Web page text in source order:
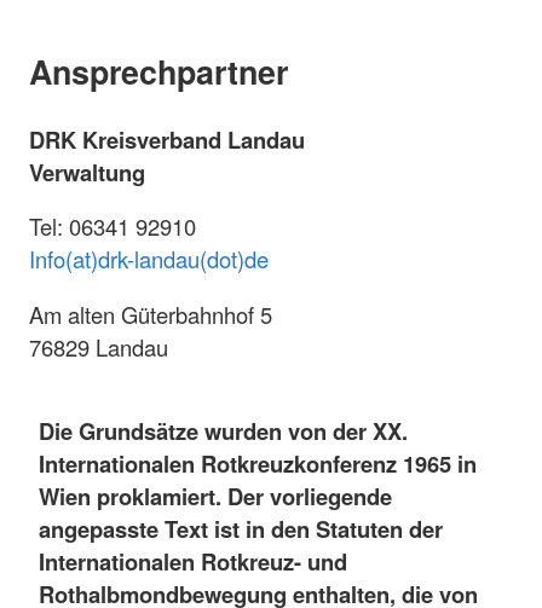
Ansprechpartner
DRK Kreisverband Landau
Verwaltung
Tel: 06341 92910
Info(at)drk-landau(dot)de
Am alten Güterbahnhof 5
76829 Landau
Die Grundsätze wurden von der XX.
Internationalen Rotkreuzkonferenz 1965 in
Wien proklamiert. Der vorliegende
angepasste Text ist in den Statuten der
Internationalen Rotkreuz- und
Rothalbmondbewegung enthalten, die von